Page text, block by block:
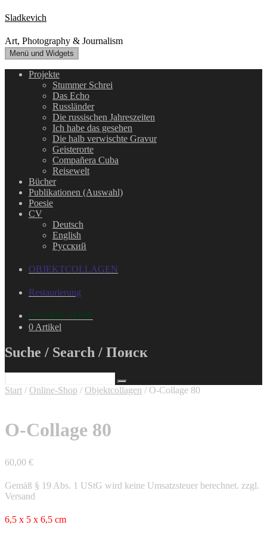
Zum
Inhalt
springen
Sladkevich
Art, Photography & Journalism
Menü und Widgets
Projekte
Stummer Schrei
Das Echo
Russländer
Die russischen Jahreszeiten
Ich habe das gesehen
Die halb verwischte Gravur
Geisterorte
Compañera Cuba
Reisewelt
Bücher
Publikationen (Auswahl)
Poesie
CV
Deutsch
English
Русский
OBJEKTCOLLAGEN
Restaurierung
ONLINE-SHOP
0 Artikel
Suche / Search / Поиск
Start / Online-Shop / Objektcollagen / O-Collage 80
O-Collage 80
60,00 €
Gemäß § 19 Abs. 1 UStG wird keine Umsatzsteuer berechnet. zzgl.
Versand
6,5 x 5 x 6,5 cm